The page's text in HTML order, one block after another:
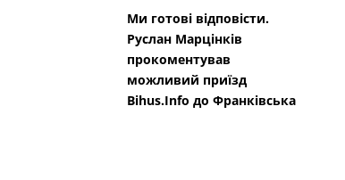
Ми готові відповісти.
Руслан Марцінків
прокоментував
можливий приїзд
Bihus.Info до Франківська